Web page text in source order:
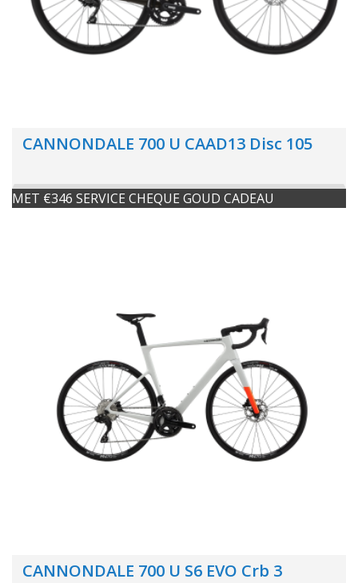
CANNONDALE 700 U CAAD13 Disc 105
MET €346 SERVICE CHEQUE GOUD CADEAU
CANNONDALE 700 U S6 EVO Crb 3